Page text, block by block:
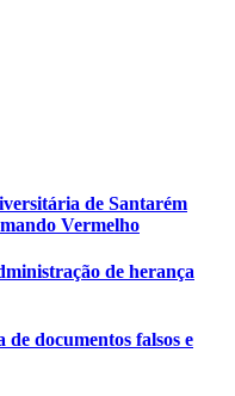
de Santarém
Vermelho
de herança
documentos falsos e